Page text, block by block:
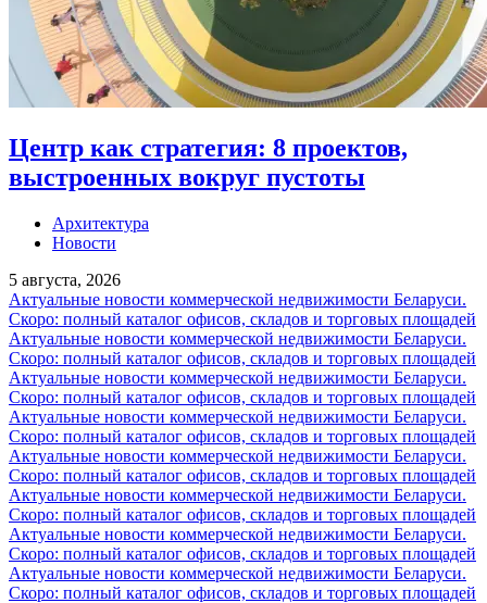
Центр как стратегия: 8 проектов,
выстроенных вокруг пустоты
Архитектура
Новости
5 августа, 2026
Актуальные новости коммерческой недвижимости Беларуси.
Скоро: полный каталог офисов, складов и торговых площадей
Актуальные новости коммерческой недвижимости Беларуси.
Скоро: полный каталог офисов, складов и торговых площадей
Актуальные новости коммерческой недвижимости Беларуси.
Скоро: полный каталог офисов, складов и торговых площадей
Актуальные новости коммерческой недвижимости Беларуси.
Скоро: полный каталог офисов, складов и торговых площадей
Актуальные новости коммерческой недвижимости Беларуси.
Скоро: полный каталог офисов, складов и торговых площадей
Актуальные новости коммерческой недвижимости Беларуси.
Скоро: полный каталог офисов, складов и торговых площадей
Актуальные новости коммерческой недвижимости Беларуси.
Скоро: полный каталог офисов, складов и торговых площадей
Актуальные новости коммерческой недвижимости Беларуси.
Скоро: полный каталог офисов, складов и торговых площадей